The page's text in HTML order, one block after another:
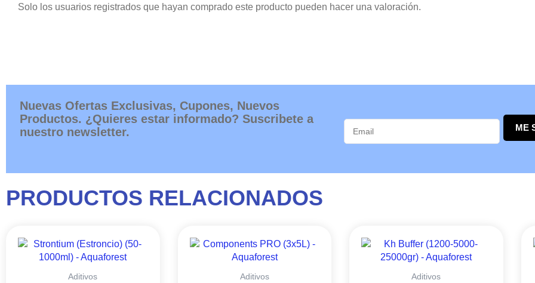
Solo los usuarios registrados que hayan comprado este producto pueden hacer una valoración.
Nuevas Ofertas Exclusivas, Cupones, Nuevos
Productos. ¿Quieres estar informado? Suscribete a
nuestro newsletter.
ME
PRODUCTOS RELACIONADOS
Aditivos
DE
PRECIOS:
DESDE
Aditivos Aditivos
DE
PRECIOS:
DESDE